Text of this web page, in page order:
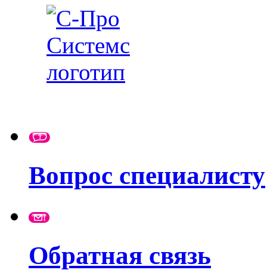
Вопрос специалисту
Обратная связь